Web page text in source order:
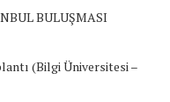
BULUŞMASI
(Bilgi Üniversitesi –